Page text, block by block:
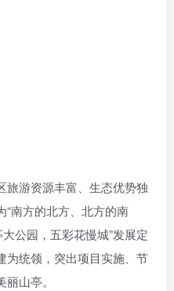
旅游资源丰富、生态优势独
南方的北方、北方的南
公园，五彩花慢城”发展定
为统领，突出项目实施、节
山亭。